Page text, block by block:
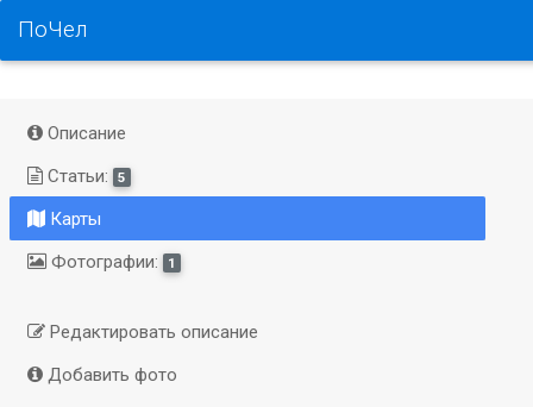
ПоЧел
Описание
Статьи:
5
Карты
Фотографии:
1
Редактировать описание
Добавить фото